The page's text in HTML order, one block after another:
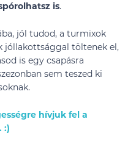
is.
jól tudod, a turmixok
jóllakottsággal töltenek el,
is egy csapásra
sem teszed ki
hívjuk fel a
:)